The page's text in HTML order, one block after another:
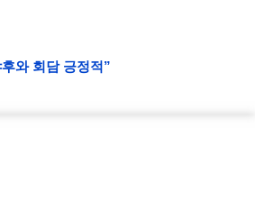
와 회담 긍정적”